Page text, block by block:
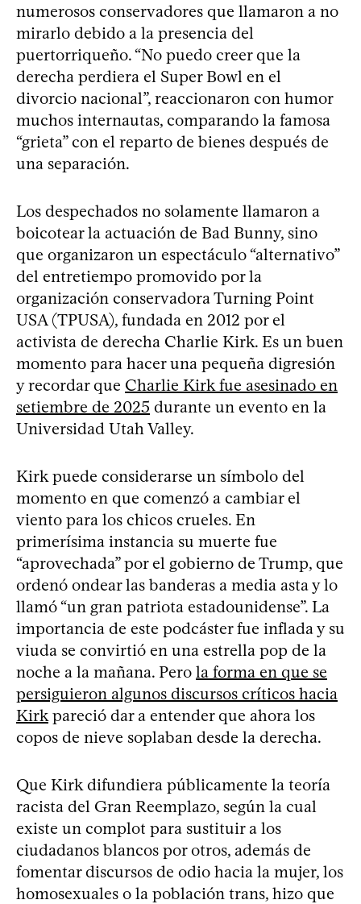
numerosos conservadores que llamaron a no
mirarlo debido a la presencia del
puertorriqueño. “No puedo creer que la
derecha perdiera el Super Bowl en el
divorcio nacional”, reaccionaron con humor
muchos internautas, comparando la famosa
“grieta” con el reparto de bienes después de
una separación.
Los despechados no solamente llamaron a
boicotear la actuación de Bad Bunny, sino
que organizaron un espectáculo “alternativo”
del entretiempo promovido por la
organización conservadora Turning Point
USA (TPUSA), fundada en 2012 por el
activista de derecha Charlie Kirk. Es un buen
momento para hacer una pequeña digresión
y recordar que Charlie Kirk fue asesinado en
setiembre de 2025 durante un evento en la
Universidad Utah Valley.
Kirk puede considerarse un símbolo del
momento en que comenzó a cambiar el
viento para los chicos crueles. En
primerísima instancia su muerte fue
“aprovechada” por el gobierno de Trump, que
ordenó ondear las banderas a media asta y lo
llamó “un gran patriota estadounidense”. La
importancia de este podcáster fue inflada y su
viuda se convirtió en una estrella pop de la
noche a la mañana. Pero la forma en que se
persiguieron algunos discursos críticos hacia
Kirk pareció dar a entender que ahora los
copos de nieve soplaban desde la derecha.
Que Kirk difundiera públicamente la teoría
racista del Gran Reemplazo, según la cual
existe un complot para sustituir a los
ciudadanos blancos por otros, además de
fomentar discursos de odio hacia la mujer, los
homosexuales o la población trans, hizo que